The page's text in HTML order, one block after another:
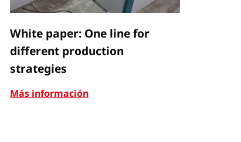
White paper: One line for
different production
strategies
Más información